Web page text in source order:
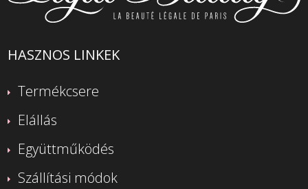
HASZNOS LINKEK
Termékcsere
Elállás
Együttműködés
Szállítási módok